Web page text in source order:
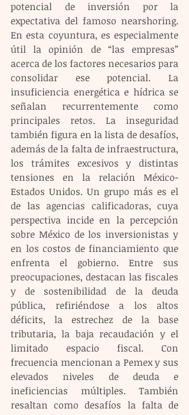
potencial de inversión por la
expectativa del famoso nearshoring.
En esta coyuntura, es especialmente
útil la opinión de “las empresas”
acerca de los factores necesarios para
consolidar ese potencial. La
insuficiencia energética e hídrica se
señalan recurrentemente como
principales retos. La inseguridad
también figura en la lista de desafíos,
además de la falta de infraestructura,
los trámites excesivos y distintas
tensiones en la relación México-
Estados Unidos. Un grupo más es el
de las agencias calificadoras, cuya
perspectiva incide en la percepción
sobre México de los inversionistas y
en los costos de financiamiento que
enfrenta el gobierno. Entre sus
preocupaciones, destacan las fiscales
y de sostenibilidad de la deuda
pública, refiriéndose a los altos
déficits, la estrechez de la base
tributaria, la baja recaudación y el
limitado espacio fiscal. Con
frecuencia mencionan a Pemex y sus
elevados niveles de deuda e
ineficiencias múltiples. También
resaltan como desafíos la falta de